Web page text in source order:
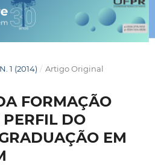
1 (2014) / Artigo Original
FORMAÇÃO
DO
EM